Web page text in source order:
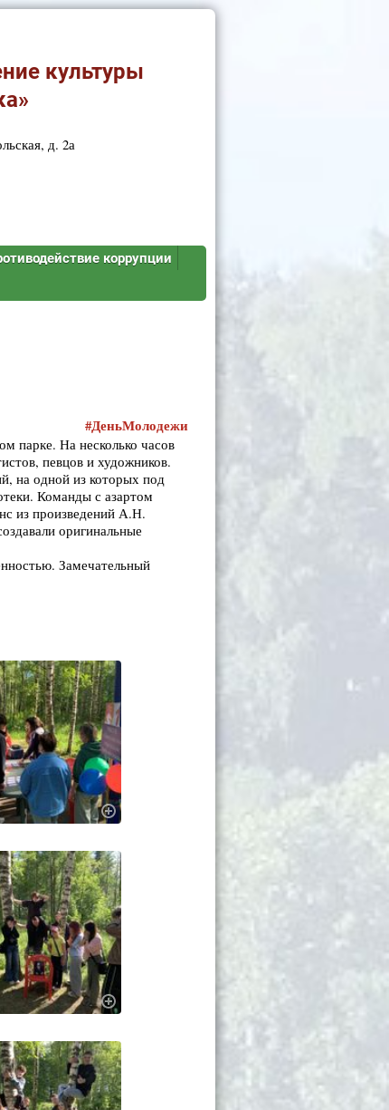
культуры
д. 2а
коррупции
#ДеньМолодежи
парке. На несколько часов
певцов и художников.
на одной из которых под
Команды с азартом
из произведений А.Н.
оригинальные
Замечательный